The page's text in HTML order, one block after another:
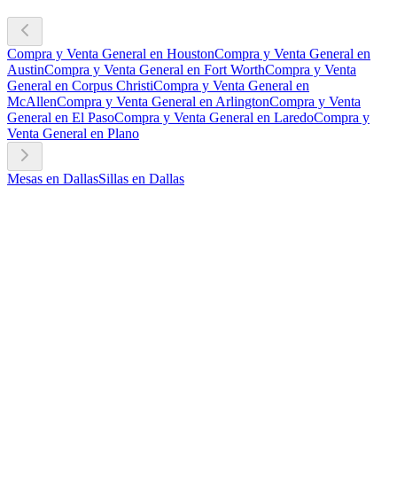
Compra y Venta General en HoustonCompra y Venta General en
AustinCompra y Venta General en Fort WorthCompra y Venta
General en Corpus ChristiCompra y Venta General en
McAllenCompra y Venta General en ArlingtonCompra y Venta
General en El PasoCompra y Venta General en LaredoCompra y
Venta General en Plano
Mesas en DallasSillas en Dallas